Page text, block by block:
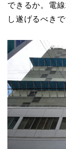
できるか。電
し遂げるべきで